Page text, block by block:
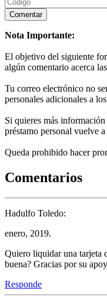
Nota Importante:
El objetivo del siguiente
algún comentario acerca
Tu correo electrónico no
personales adicionales a
Si quieres más
préstamo personal vuelve
Queda prohibido hacer
Comentarios
Hadulfo Toledo:
enero, 2019.
Quiero liquidar una tarjeta
buena? Gracias por su
Responde